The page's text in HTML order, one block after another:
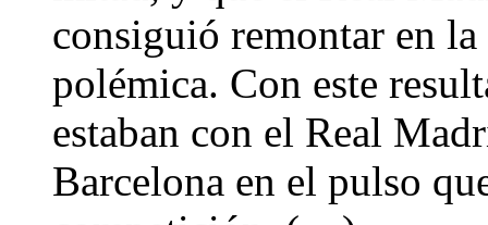
consiguió remontar en
polémica. Con este
estaban con el Real
Barcelona en el pulso